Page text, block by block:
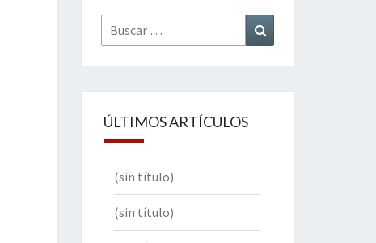
Buscar
por:
ÚLTIMOS ARTÍCULOS
(sin título)
(sin título)